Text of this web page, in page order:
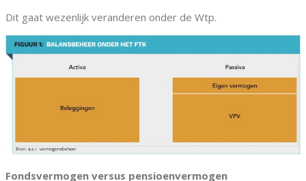
Dit gaat wezenlijk veranderen onder de Wtp.
Fondsvermogen versus pensioenvermogen